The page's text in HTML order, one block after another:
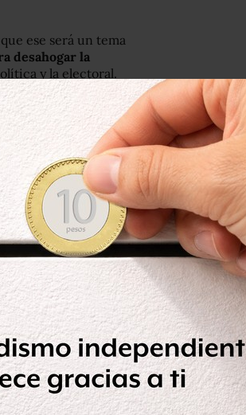
ese será un tema
desahogar la
y la electoral.
un asunto